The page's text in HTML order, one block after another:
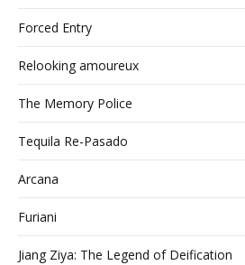
Forced Entry
Relooking amoureux
The Memory Police
Tequila Re-Pasado
Arcana
Furiani
Jiang Ziya: The Legend of Deification